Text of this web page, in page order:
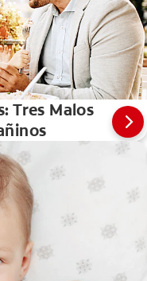
Tres Malos